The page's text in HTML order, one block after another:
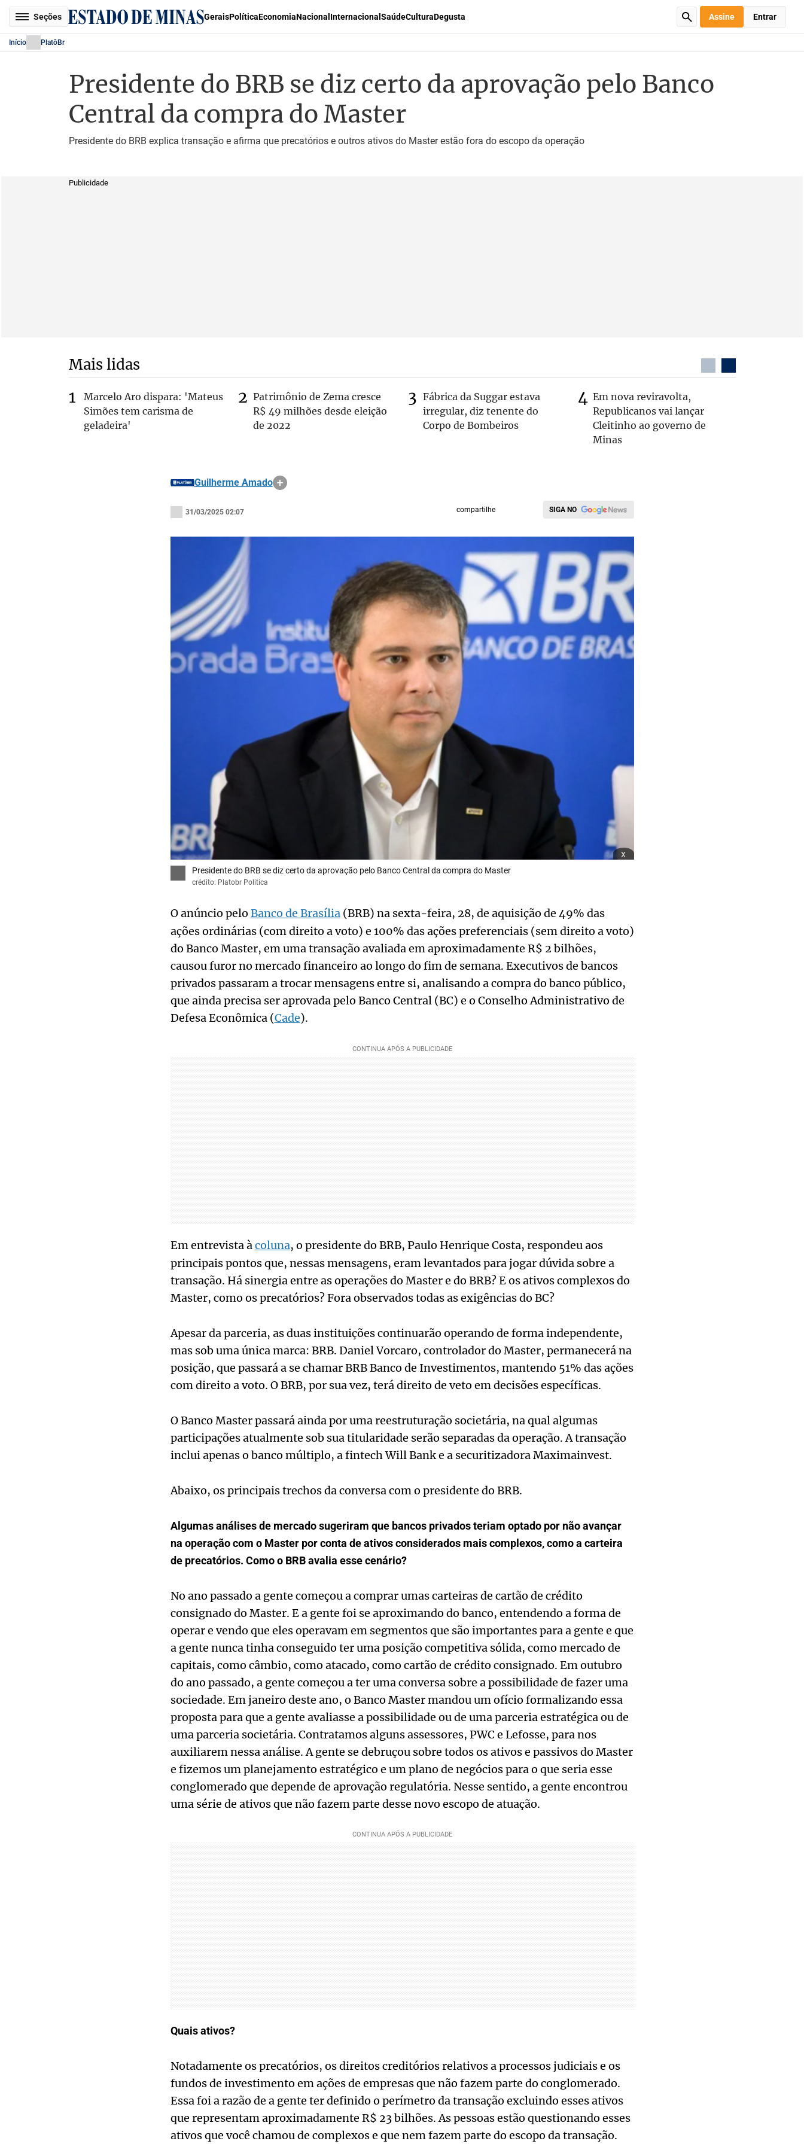
Seções GeraisPolíticaEconomiaNacional Internacional SaúdeCulturaDegusta Assine Entrar
Início PlatôBr
Presidente do BRB se diz certo da aprovação pelo Banco
Central da compra do Master
Presidente do BRB explica transação e afirma que precatórios e outros ativos do Master estão fora do escopo da operação
Publicidade
Mais lidas
Marcelo Aro dispara: 'Mateus
Simões tem carisma de
geladeira'
Patrimônio de Zema cresce
R$ 49 milhões desde eleição
de 2022
Fábrica da Suggar estava
irregular, diz tenente do
Corpo de Bombeiros
Em nova reviravolta,
Republicanos vai lançar
Cleitinho ao governo de
Minas
Guilherme Amado
31/03/2025 02:07 compartilhe SIGA NO
x
Presidente do BRB se diz certo da aprovação pelo Banco Central da compra do Master
crédito: Platobr Politica
O anúncio pelo Banco de Brasília(BRB) na sexta-feira, 28, de aquisição de 49% das
ações ordinárias (com direito a voto) e 100% das ações preferenciais (sem direito a voto)
do Banco Master, em uma transação avaliada em aproximadamente R$ 2 bilhões,
causou furor no mercado financeiro ao longo do fim de semana. Executivos de bancos
privados passaram a trocar mensagens entre si, analisando a compra do banco público,
que ainda precisa ser aprovada pelo Banco Central (BC) e o Conselho Administrativo de
Defesa Econômica (Cade).
Em entrevista àcoluna, o presidente do BRB, Paulo Henrique Costa, respondeu aos
principais pontos que, nessas mensagens, eram levantados para jogar dúvida sobre a
transação. Há sinergia entre as operações do Master e do BRB? E os ativos complexos do
Master, como os precatórios? Fora observados todas as exigências do BC?
Apesar da parceria, as duas instituições continuarão operando de forma independente,
mas sob uma única marca: BRB. Daniel Vorcaro, controlador do Master, permanecerá na
posição, que passará a se chamar BRB Banco de Investimentos, mantendo 51% das ações
com direito a voto. O BRB, por sua vez, terá direito de veto em decisões específicas.
O Banco Master passará ainda por uma reestruturação societária, na qual algumas
participações atualmente sob sua titularidade serão separadas da operação. A transação
inclui apenas o banco múltiplo, a fintech Will Bank e a securitizadora Maximainvest.
Abaixo, os principais trechos da conversa com o presidente do BRB.
Algumas análises de mercado sugeriram que bancos privados teriam optado por não avançar
na operação com o Master por conta de ativos considerados mais complexos, como a carteira
de precatórios. Como o BRB avalia esse cenário?
No ano passado a gente começou a comprar umas carteiras de cartão de crédito
consignado do Master. E a gente foi se aproximando do banco, entendendo a forma de
operar e vendo que eles operavam em segmentos que são importantes para a gente e que
a gente nunca tinha conseguido ter uma posição competitiva sólida, como mercado de
capitais, como câmbio, como atacado, como cartão de crédito consignado. Em outubro
do ano passado, a gente começou a ter uma conversa sobre a possibilidade de fazer uma
sociedade. Em janeiro deste ano, o Banco Master mandou um ofício formalizando essa
proposta para que a gente avaliasse a possibilidade ou de uma parceria estratégica ou de
uma parceria societária. Contratamos alguns assessores, PWC e Lefosse, para nos
auxiliarem nessa análise. A gente se debruçou sobre todos os ativos e passivos do Master
e fizemos um planejamento estratégico e um plano de negócios para o que seria esse
conglomerado que depende de aprovação regulatória. Nesse sentido, a gente encontrou
uma série de ativos que não fazem parte desse novo escopo de atuação.
Quais ativos?
Notadamente os precatórios, os direitos creditórios relativos a processos judiciais e os
fundos de investimento em ações de empresas que não fazem parte do conglomerado.
Essa foi a razão de a gente ter definido o perímetro da transação excluindo esses ativos
que representam aproximadamente R$ 23 bilhões. As pessoas estão questionando esses
ativos que você chamou de complexos e que nem fazem parte do escopo da transação.